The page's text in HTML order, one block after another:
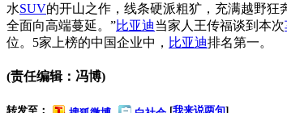
水SUV的开山之作，线条硬派粗犷，充满越野狂
全面向高端蔓延。”比亚迪当家人王传福谈到本次
位。5家上榜的中国企业中， 比亚迪排名第一。
(责任编辑：冯博)
转发至： [我来说两句]